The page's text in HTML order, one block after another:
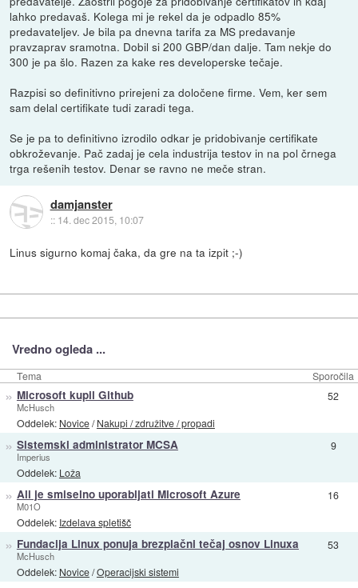
lahko predavaš. Kolega mi je rekel da je odpadlo 85%
predavateljev. Je bila pa dnevna tarifa za MS predavanje
pravzaprav sramotna. Dobil si 200 GBP/dan dalje. Tam nekje do
300 je pa šlo. Razen za kake res developerske tečaje.
Razpisi so definitivno prirejeni za določene firme. Vem, ker sem
sam delal certifikate tudi zaradi tega.
Se je pa to definitivno izrodilo odkar je pridobivanje certifikate
obkroževanje. Pač zadaj je cela industrija testov in na pol črnega
trga rešenih testov. Denar se ravno ne meče stran.
damjanster
:: 14. dec 2015, 10:07
Linus sigurno komaj čaka, da gre na ta izpit ;-)
Vredno ogleda ...
Tema Sporočila
» Microsoft kupil Github
McHusch
Oddelek: Novice/Nakupi / združitve / propadi
52
» Sistemski administrator MCSA
Imperius
Oddelek: Loža
9
» Ali je smiselno uporabljati Microsoft Azure
M01O
Oddelek: Izdelava spletišč
16
» Fundacija Linux ponuja brezplačni tečaj osnov Linuxa
McHusch
Oddelek: Novice/Operacijski sistemi
53